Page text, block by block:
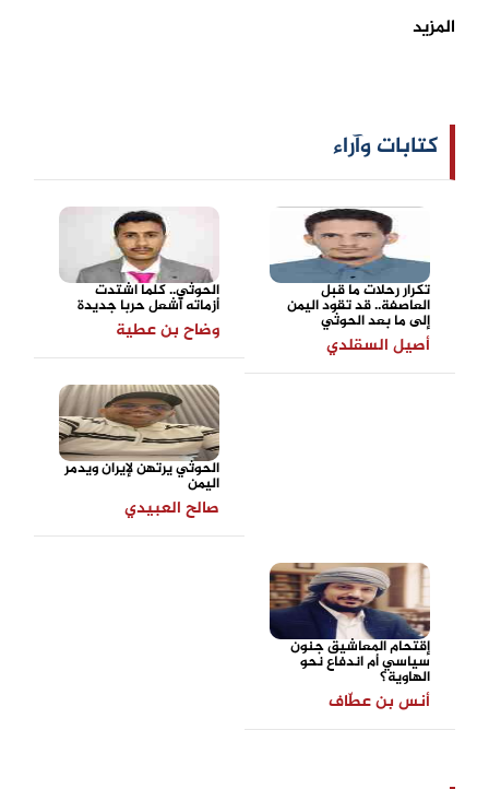
المزيد
كتابات وآراء
تكرار رحلات ما قبل
العاصفة.. قد تقود اليمن
إلى ما بعد الحوثي
أصيل السقلدي
الحوثي.. كلما اشتدت
أزماته أشعل حربا جديدة
وضاح بن عطية
الحوثي يرتهن لإيران ويدمر
اليمن
صالح العبيدي
إقتحام المعاشيق جنون
سياسي أم اندفاع نحو
الهاوية؟
أنس بن عطّاف